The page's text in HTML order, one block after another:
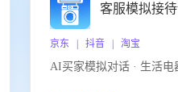
客服模拟接
京东 | 抖音 | 淘宝
AI买家模拟对话 · 生活电